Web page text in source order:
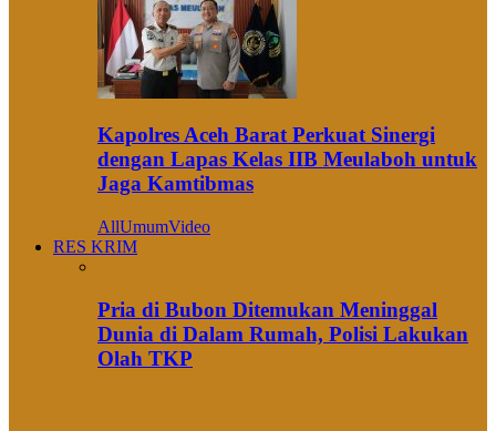
Kapolres Aceh Barat Perkuat Sinergi
dengan Lapas Kelas IIB Meulaboh untuk
Jaga Kamtibmas
AllUmumVideo
RES KRIM
Pria di Bubon Ditemukan Meninggal
Dunia di Dalam Rumah, Polisi Lakukan
Olah TKP